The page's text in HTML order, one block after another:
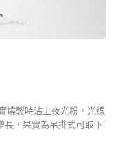
燒製時沾上夜光粉，光線
長，果實為吊掛式可取下